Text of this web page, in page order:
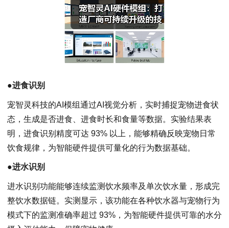
●进食识别
宠智灵科技的AI模组通过AI视觉分析，实时捕捉宠物进食状
态，生成是否进食、进食时长和食量等数据。实验结果表
明，进食识别精度可达 93% 以上，能够精确反映宠物日常
饮食规律，为智能硬件提供可量化的行为数据基础。
●进水识别
进水识别功能能够连续监测饮水频率及单次饮水量，形成完
整饮水数据链。实测显示，该功能在各种饮水器与宠物行为
模式下的监测准确率超过 93%，为智能硬件提供可靠的水分